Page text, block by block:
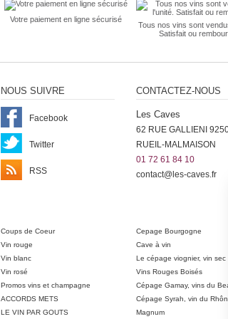
Votre paiement en ligne sécurisé
Tous nos vins sont
Satisfait ou
NOUS SUIVRE
Facebook
Twitter
RSS
CONTACTEZ-NOUS
Les Caves
62 RUE GALLIENI
RUEIL-MALMAISON
01 72 61 84 10
contact@les-caves.fr
Coups de Coeur
Cepage Bourgogne
Vin rouge
Cave à vin
Vin blanc
Le cépage viognier, vin sec
Vin rosé
Vins Rouges Boisés
Promos vins et champagne
Cépage Gamay, vins du
ACCORDS METS
Cépage Syrah, vin du
LE VIN PAR GOUTS Magnum